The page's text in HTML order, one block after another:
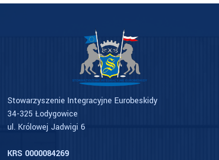
Stowarzyszenie Integracyjne Eurobeskidy
34-325 Łodygowice
ul. Królowej Jadwigi 6
KRS 0000084269